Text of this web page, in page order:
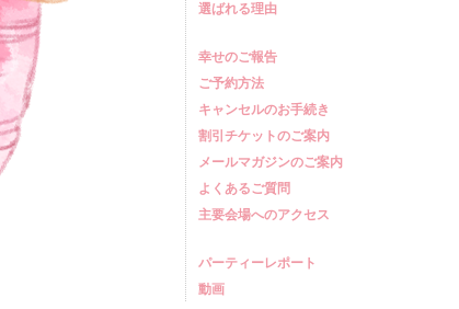
選ばれる理由
幸せのご報告
ご予約方法
キャンセルのお手続き
割引チケットのご案内
メールマガジンのご案内
よくあるご質問
主要会場へのアクセス
パーティーレポート
動画